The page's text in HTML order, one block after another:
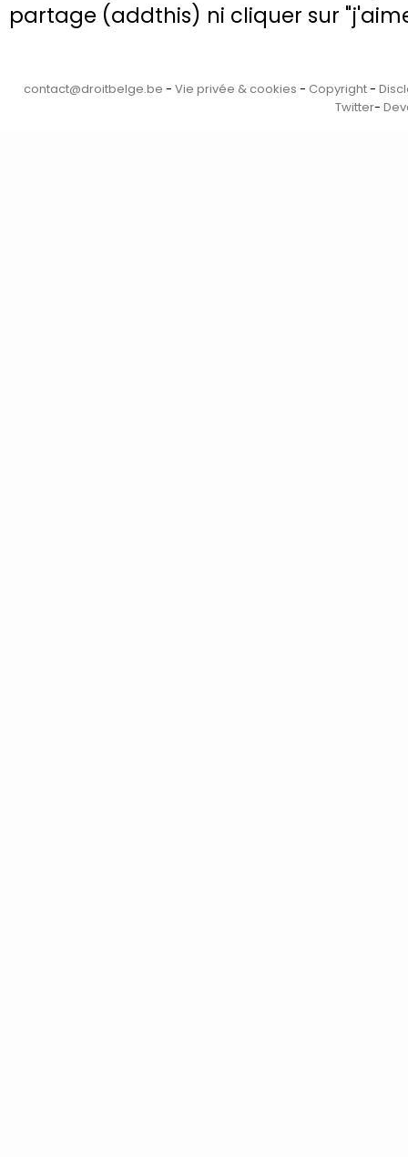
partage (addthis) ni cliquer sur
contact@droitbelge.be - Vie privée & cookies - Copyright-
Twitter-